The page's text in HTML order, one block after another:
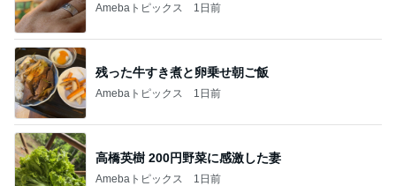
Amebaトピックス 1日前
残った牛すき煮と卵乗せ朝ご飯
Amebaトピックス 1日前
高橋英樹 200円野菜に感激した妻
Amebaトピックス 1日前